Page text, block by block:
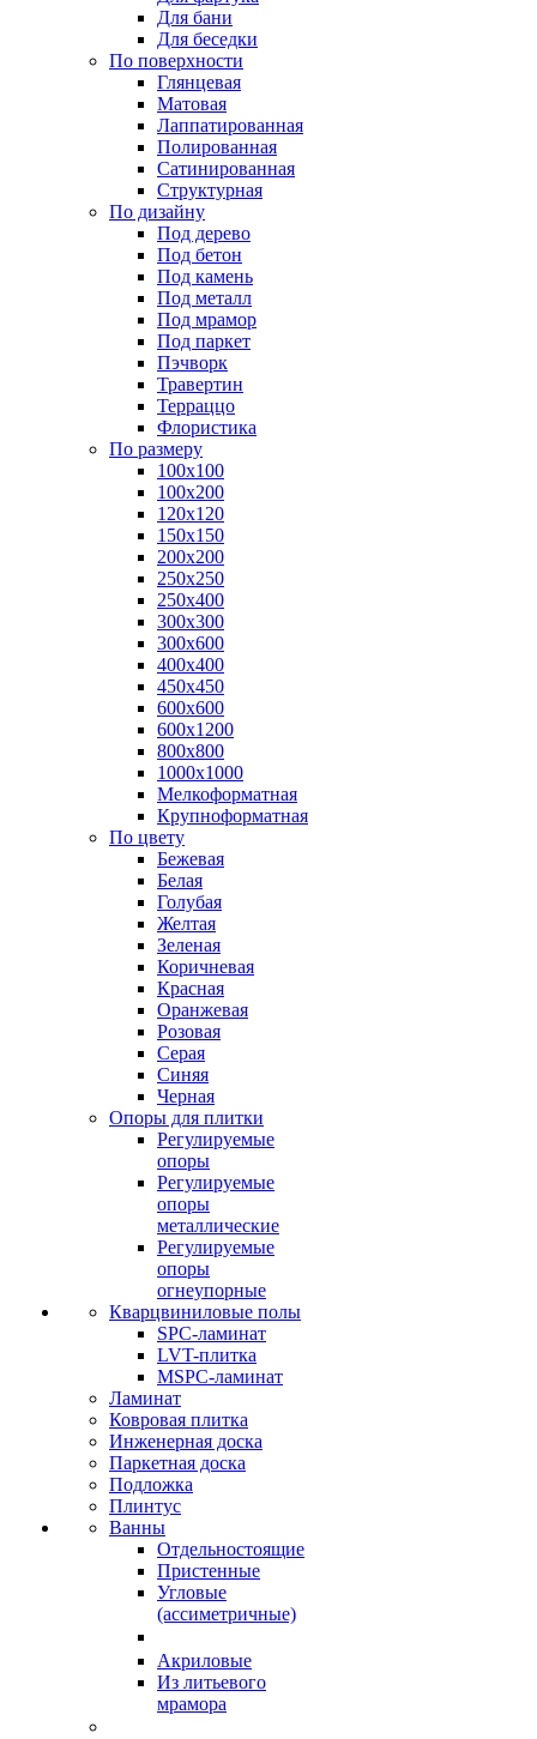
Для бани
Для беседки
По поверхности
Глянцевая
Матовая
Лаппатированная
Полированная
Сатинированная
Структурная
По дизайну
Под дерево
Под бетон
Под камень
Под металл
Под мрамор
Под паркет
Пэчворк
Травертин
Терраццо
Флористика
По размеру
100х100
100х200
120х120
150х150
200х200
250х250
250х400
300х300
300х600
400х400
450х450
600х600
600х1200
800х800
1000х1000
Мелкоформатная
Крупноформатная
По цвету
Бежевая
Белая
Голубая
Желтая
Зеленая
Коричневая
Красная
Оранжевая
Розовая
Серая
Синяя
Черная
Опоры для плитки
Регулируемые
опоры
Регулируемые
опоры
металлические
Регулируемые
опоры
огнеупорные
Кварцвиниловые полы
SPC-ламинат
LVT-плитка
MSPC-ламинат
Ламинат
Ковровая плитка
Инженерная доска
Паркетная доска
Подложка
Плинтус
Ванны
Отдельностоящие
Пристенные
Угловые
(ассиметричные)
Акриловые
Из литьевого
мрамора